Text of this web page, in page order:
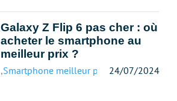
Galaxy Z Flip 6 pas cher : où
acheter le smartphone au
meilleur prix ?
,Smartphone meilleur prix 24/07/2024